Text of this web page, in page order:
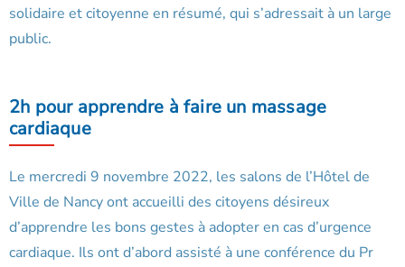
solidaire et citoyenne en résumé, qui s’adressait à un large
public.
2h pour apprendre à faire un massage
cardiaque
Le mercredi 9 novembre 2022, les salons de l’Hôtel de
Ville de Nancy ont accueilli des citoyens désireux
d’apprendre les bons gestes à adopter en cas d’urgence
cardiaque. Ils ont d’abord assisté à une conférence du Pr